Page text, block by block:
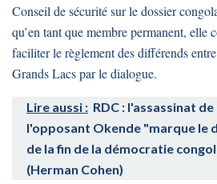
Conseil de sécurité sur le dossier
qu’en tant que membre permanent, elle
faciliter le règlement des différends
Grands Lacs par le dialogue.
Lire aussi : RDC : l'assassinat de
l'opposant Okende "marque le
de la fin de la démocratie
(Herman Cohen)